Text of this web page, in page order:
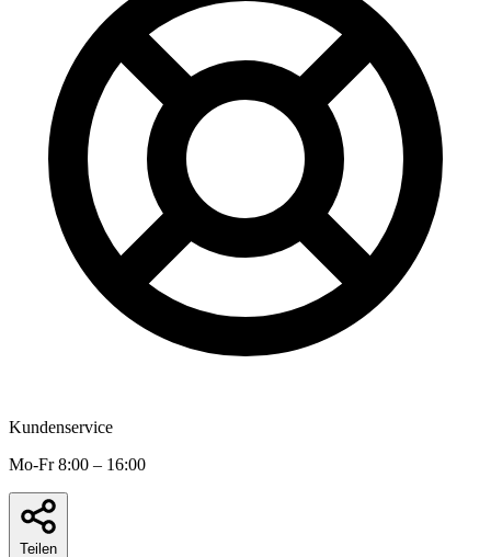
Kundenservice
Mo-Fr 8:00 – 16:00
Teilen